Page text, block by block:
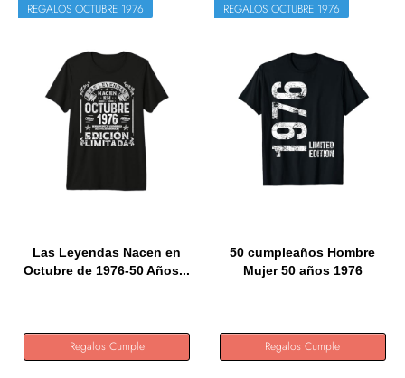
REGALOS OCTUBRE 1976
Las Leyendas Nacen en
Octubre de 1976-50 Años...
Regalos Cumple
REGALOS OCTUBRE 1976
50 cumpleaños Hombre
Mujer 50 años 1976
Regalos Cumple